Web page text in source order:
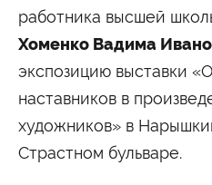
Контакты
Администрация
+7
Подписаться на нас
 
работника высшей
Хоменко Вадима
экспозицию выставки
наставников в
художников» в
Страстном бульваре.